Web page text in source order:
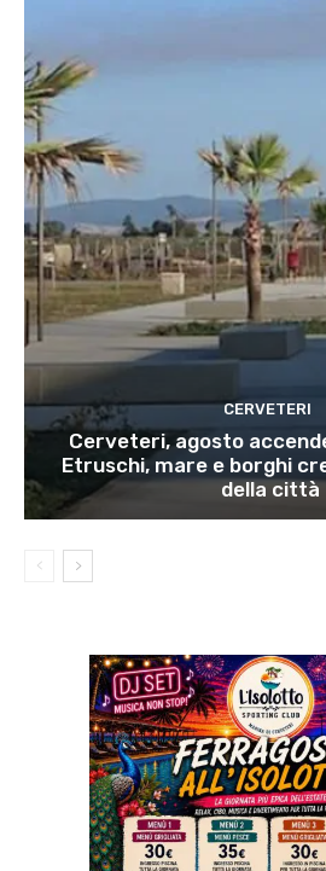
CERVETERI
Cerveteri, agosto
Etruschi, mare e borghi
della città